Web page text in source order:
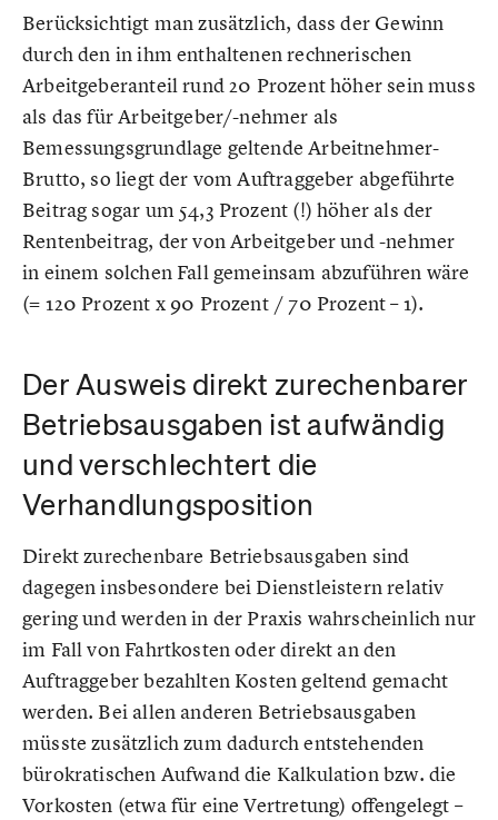
Berücksichtigt man zusätzlich, dass der Gewinn
durch den in ihm enthaltenen rechnerischen
Arbeitgeberanteil rund 20 Prozent höher sein muss
als das für Arbeitgeber/-nehmer als
Bemessungsgrundlage geltende Arbeitnehmer-
Brutto, so liegt der vom Auftraggeber abgeführte
Beitrag sogar um 54,3 Prozent (!) höher als der
Rentenbeitrag, der von Arbeitgeber und -nehmer
in einem solchen Fall gemeinsam abzuführen wäre
(= 120 Prozent x 90 Prozent / 70 Prozent – 1).
Der Ausweis direkt zurechenbarer
Betriebsausgaben ist aufwändig
und verschlechtert die
Verhandlungsposition
Direkt zurechenbare Betriebsausgaben sind
dagegen insbesondere bei Dienstleistern relativ
gering und werden in der Praxis wahrscheinlich nur
im Fall von Fahrtkosten oder direkt an den
Auftraggeber bezahlten Kosten geltend gemacht
werden. Bei allen anderen Betriebsausgaben
müsste zusätzlich zum dadurch entstehenden
bürokratischen Aufwand die Kalkulation bzw. die
Vorkosten (etwa für eine Vertretung) offengelegt –